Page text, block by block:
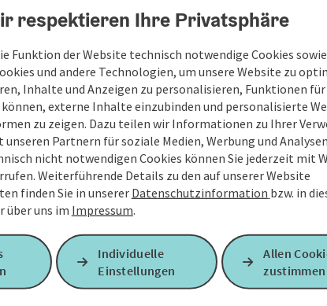
respektieren Ihre Privatsphäre
Funktion der Website technisch notwendige Cookies
und andere Technologien, um unsere Website zu
Inhalte und Anzeigen zu personalisieren, Funktionen
externe Inhalte einzubinden und personalisierte
zu zeigen. Dazu teilen wir Informationen zu Ihrer
Partnern für soziale Medien, Werbung und
nicht notwendigen Cookies können Sie jederzeit mit
Weiterführende Details zu den auf unserer Website
finden Sie in unserer Datenschutzinformation bzw. in
über uns im Impressum.
Individuelle
Einstellungen
Allen
zustimmen